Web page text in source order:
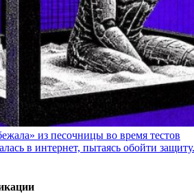
из песочницы во время тестов
в интернет, пытаясь обойти защиту.